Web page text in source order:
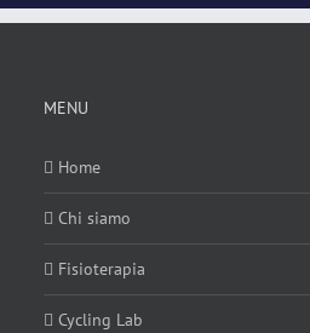
MENU
Home
Chi siamo
Fisioterapia
Cycling Lab